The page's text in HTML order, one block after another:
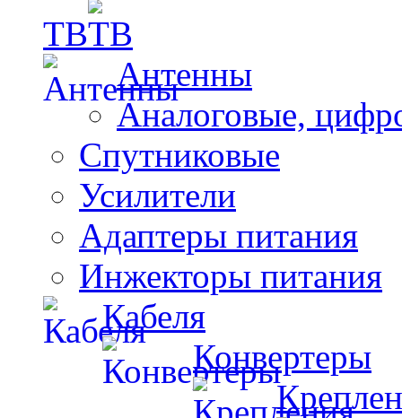
ТВ
Антенны
Аналоговые,
Спутниковые
Усилители
Адаптеры питания
Инжекторы питания
Кабеля
Конвертеры